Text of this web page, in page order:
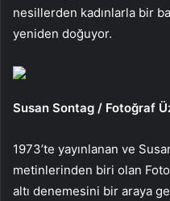
nesillerden kadınlarla bir
yeniden doğuyor.
Susan Sontag / Fotoğraf
1973’te yayınlanan ve
metinlerinden biri olan
altı denemesini bir araya